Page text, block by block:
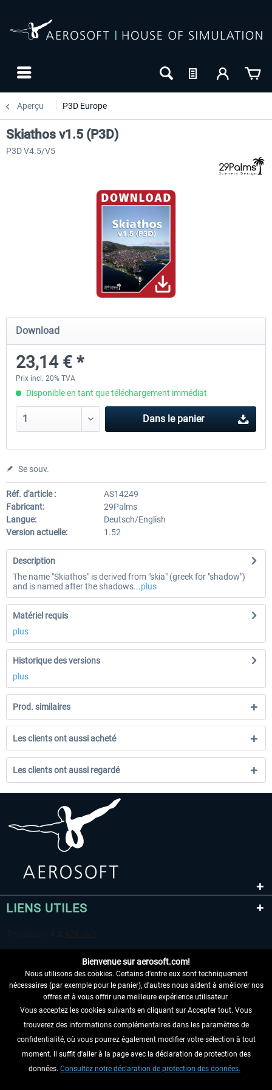
Aperçu P3D Europe
Hamburg-Finkenwerder
12,00 € *
Madeira X Evolution
Skiathos v1.5 (P3D)
P3D V4.5/V5
Download
23,14 € *
Prix incl. 20% TVA
Disponible en tant que téléchargement immédiat
Dans le panier
Se souv.
Réf. d'article :
AS14249
Fabricant:
29Palms
Langue:
Deutsch/English
Version actuelle:
1.52
Description
The name "Skiathos" is derived from "skia" (greek for "shadow")
and is named after the shadows...plus
Matériel requis
plus
Historique des versions
plus
Prod. similaires
Les clients ont aussi acheté
Les clients ont aussi regardé
LIENS UTILES
RENONCER AU CONTRAT ICI
INFORMATIONS
NE MANQUEZ PAS LES DERNIÈRES
Bienvenue sur aerosoft.com!
Nous utilisons des cookies. Certains d'entre eux sont techniquement
nécessaires (par exemple pour le panier), d'autres nous aident à améliorer nos
offres et à vous offrir une meilleure expérience utilisateur.
Vous acceptez les cookies suivants en cliquant sur Accepter tout. Vous
trouverez des informations complémentaires dans les paramètres de
confidentialité, où vous pourrez également modifier votre sélection à tout
moment. Il suffit d'aller à la page avec la déclaration de protection des
données. Consultez notre déclaration de protection des données.